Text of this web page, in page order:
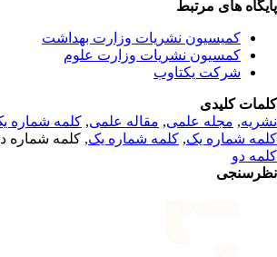
های مرتبط
کمیسیون نشریات وزارت بهداشت
کمسیون نشریات وزارت علوم
شرکت یکتاوب
کلیدی
,مجله علمی, مقاله علمی, کلمه شماره یک
شماره یک,کلمه شماره یک, کلمه شماره
دو